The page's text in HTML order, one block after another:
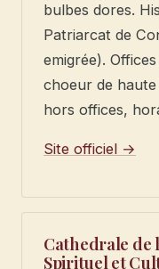
bulbes dores.
Patriarcat de
emigrée).
choeur de
hors offices,
Site officiel →
Cathedrale
Spirituel et